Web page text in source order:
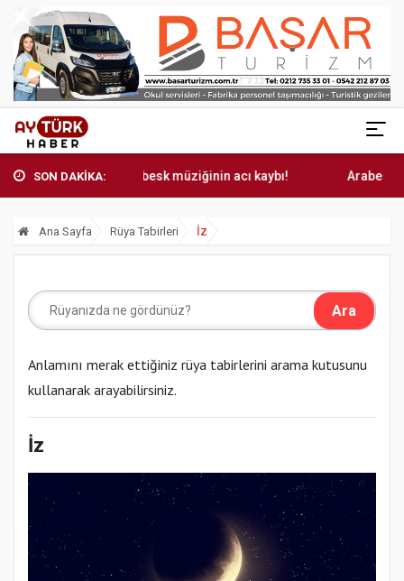
SON DAKİKA: Arabesk müziğinin acı kaybı! Arabesk
Ana Sayfa Rüya Tabirleri İz
Anlamını merak ettiğiniz rüya tabirlerini arama kutusunu
kullanarak arayabilirsiniz.
İz